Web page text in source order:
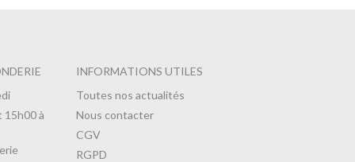
15h00 à
INFORMATIONS UTILES
Toutes nos actualités
Nous contacter
CGV
RGPD